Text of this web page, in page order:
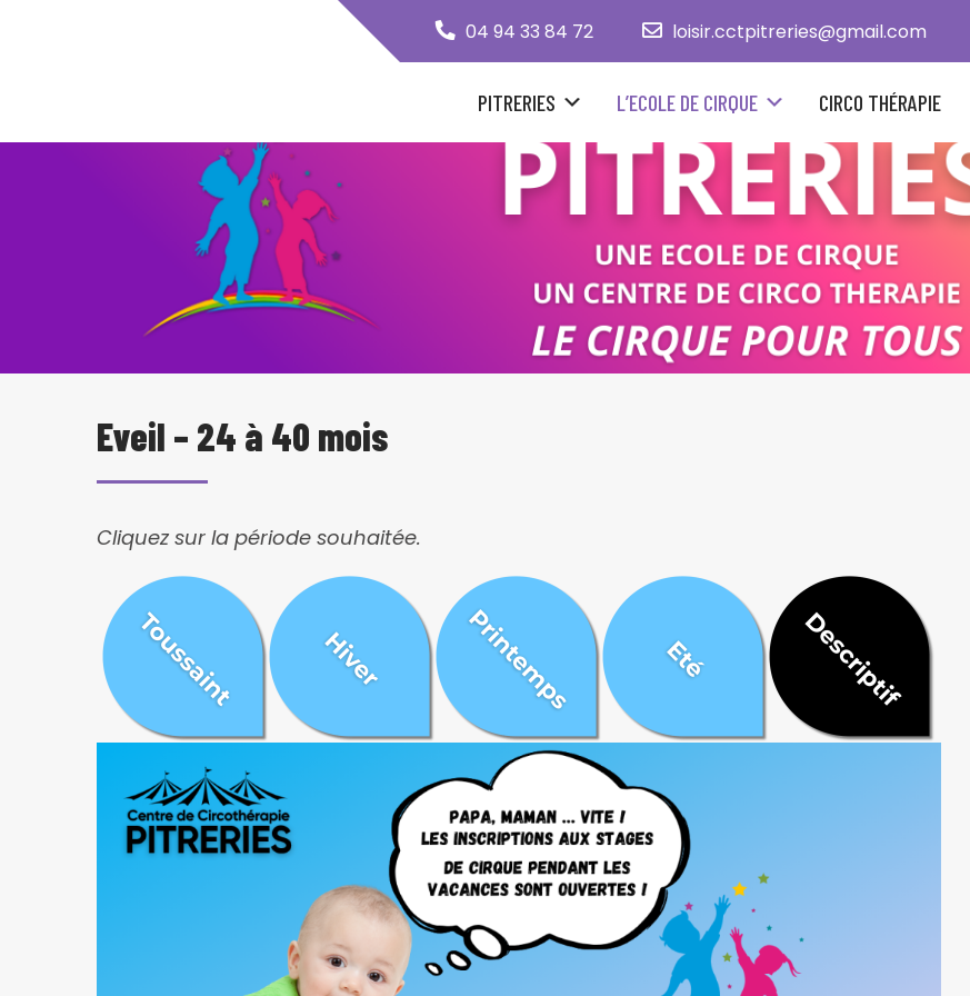
04 94 33 84 72 loisir.cctpitreries@gmail.com
PITRERIES L’ECOLE DE CIRQUE CIRCO THÉRAPIE
Eveil – 24 à 40 mois
Cliquez sur la période souhaitée.